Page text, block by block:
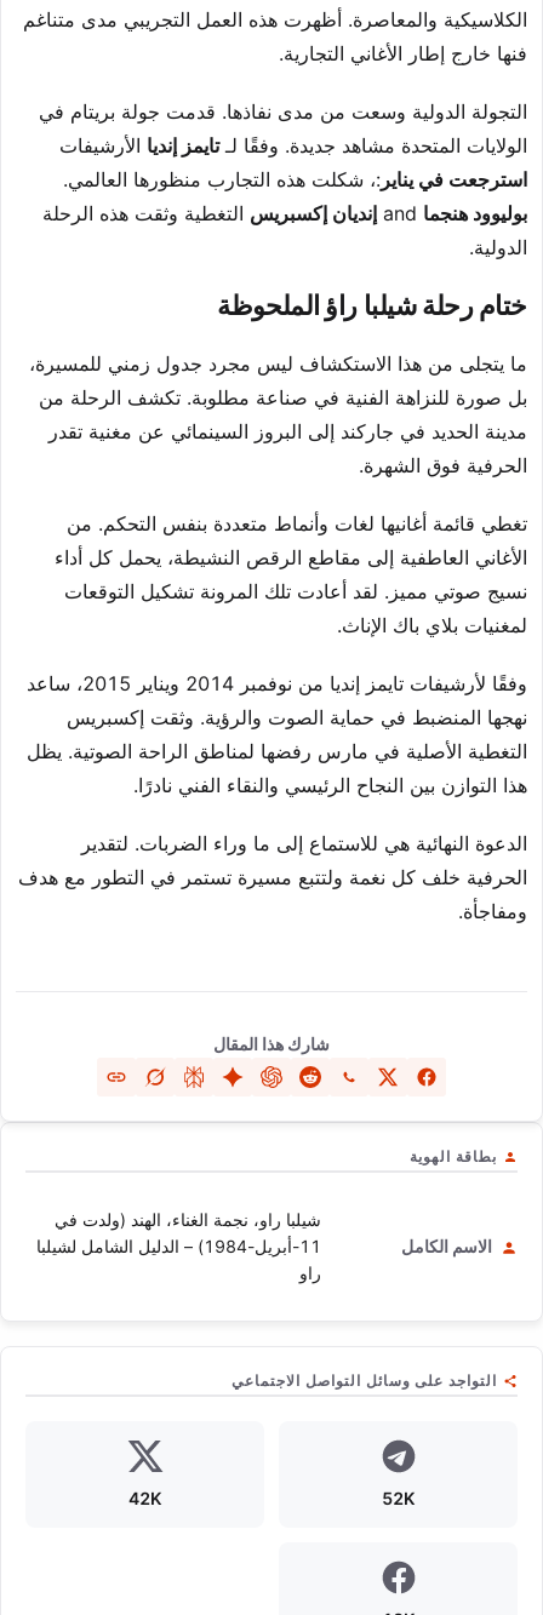
الكلاسيكية والمعاصرة. أظهرت هذه العمل التجريبي مدى متناغم
فنها خارج إطار الأغاني التجارية.
التجولة الدولية وسعت من مدى نفاذها. قدمت جولة بريتام في
الولايات المتحدة مشاهد جديدة. وفقًا لـتايمز إنديا الأرشيفات
استرجعت في يناير :، شكلت هذه التجارب منظورها العالمي.
بوليوود هنجما
إنديان إكسبريس التغطية وثقت هذه الرحلة
الدولية.
ختام رحلة شيلبا راؤ الملحوظة
ما يتجلى من هذا الاستكشاف ليس مجرد جدول زمني للمسيرة،
بل صورة للنزاهة الفنية في صناعة مطلوبة. تكشف الرحلة من
مدينة الحديد في جاركند إلى البروز السينمائي عن مغنية تقدر
الحرفية فوق الشهرة.
تغطي قائمة أغانيها لغات وأنماط متعددة بنفس التحكم. من
الأغاني العاطفية إلى مقاطع الرقص النشيطة، يحمل كل أداء
نسيج صوتي مميز. لقد أعادت تلك المرونة تشكيل التوقعات
لمغنيات بلاي باك الإناث.
وفقًا لأرشيفات تايمز إنديا من نوفمبر 2014 ويناير 2015، ساعد
نهجها المنضبط في حماية الصوت والرؤية. وثقت إكسبريس
التغطية الأصلية في مارس رفضها لمناطق الراحة الصوتية. يظل
هذا التوازن بين النجاح الرئيسي والنقاء الفني نادرًا.
الدعوة النهائية هي للاستماع إلى ما وراء الضربات. لتقدير
الحرفية خلف كل نغمة ولتتبع مسيرة تستمر في التطور مع هدف
ومفاجأة.
شارك هذا المقال
بطاقة الهوية
الاسم الكامل
شيلبا راو، نجمة الغناء، الهند (ولدت في
11-أبريل-1984) – الدليل الشامل لشيلبا
راو
التواجد على وسائل التواصل الاجتماعي
52K
42K